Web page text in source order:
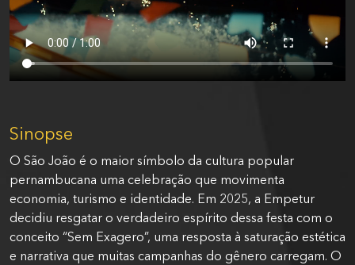
Sinopse
O São João é o maior símbolo da cultura popular
pernambucana uma celebração que movimenta
economia, turismo e identidade. Em 2025, a Empetur
decidiu resgatar o verdadeiro espírito dessa festa com o
conceito “Sem Exagero”, uma resposta à saturação estética
e narrativa que muitas campanhas do gênero carregam. O